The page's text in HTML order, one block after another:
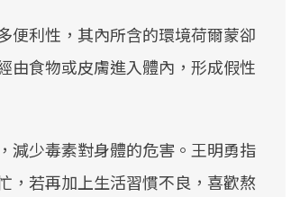
便利性，其內所含的環境荷爾蒙卻
由食物或皮膚進入體內，形成假性
減少毒素對身體的危害。王明勇指
，若再加上生活習慣不良，喜歡熬
超高齡社會的浪潮，台灣正在快速
「健康照護」的新時代。隨著國家
如「健康台灣推動委員會」與「長
所的服務，更是民眾了解自身健康
、啟動健康管理的重要起點。
年，就到良醫生活祭體驗「一站式
新生活」，從講座、體驗到運動，
啟動你的健康革命！
健康網從「換季的身體變化」出
透過醫學觀點與日常感受的對話，
對亞健康的認知，進而引導實際的